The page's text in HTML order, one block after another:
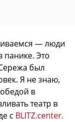
— люди
панике. Это
был
Я не знаю,
в
театр в
с BLITZ.center.